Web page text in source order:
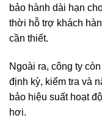
bảo hành dài hạn
thời hỗ trợ khách
cần thiết.
Ngoài ra, công ty
định kỳ, kiểm tra và
bảo hiệu suất hoạt
hơi.